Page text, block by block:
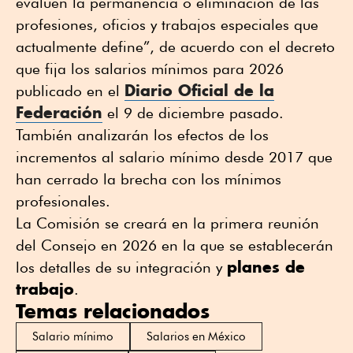
profesiones, oficios y trabajos especiales que
actualmente define”, de acuerdo con el decreto
que fija los salarios mínimos para 2026
publicado en el Diario Oficial de la
Federación el 9 de diciembre pasado.
También analizarán los efectos de los
incrementos al salario mínimo desde 2017 que
han cerrado la brecha con los mínimos
profesionales.
La Comisión se creará en la primera reunión
del Consejo en 2026 en la que se establecerán
los detalles de su integración y planes de
trabajo.
Temas relacionados
Salario mínimo
Salarios en México